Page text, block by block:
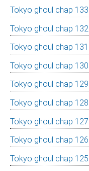
Tokyo ghoul chap 133
Tokyo ghoul chap 132
Tokyo ghoul chap 131
Tokyo ghoul chap 130
Tokyo ghoul chap 129
Tokyo ghoul chap 128
Tokyo ghoul chap 127
Tokyo ghoul chap 126
Tokyo ghoul chap 125